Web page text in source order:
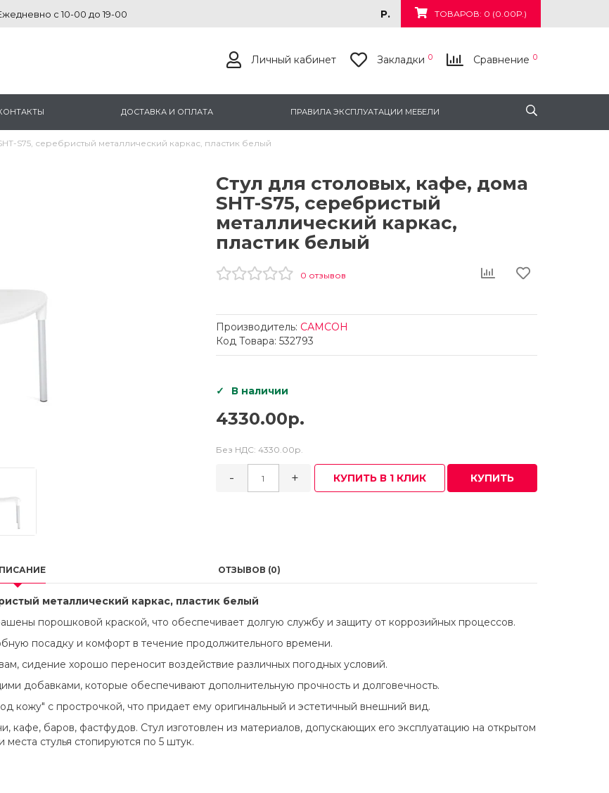
с 10-00 до 19-00 ТОВАРОВ: 0 (0.00Р.)
Р.
Личный кабинет Закладки 0 Сравнение 0
ДОСТАВКА И ОПЛАТА ПРАВИЛА ЭКСПЛУАТАЦИИ МЕБЕЛИ
S75, серебристый металлический каркас, пластик белый
Стул для столовых, кафе, дома
SHT-S75, серебристый
металлический каркас,
пластик белый
0 отзывов
Производитель: САМСОН
Код Товара: 532793
В наличии
4330.00р.
Без НДС: 4330.00р.
- + КУПИТЬ В 1 КЛИК КУПИТЬ
ОТЗЫВОВ (0)
металлический каркас, пластик белый
порошковой краской, что обеспечивает долгую службу и защиту от коррозийных процессов.
посадку и комфорт в течение продолжительного времени.
сидение хорошо переносит воздействие различных погодных условий.
добавками, которые обеспечивают дополнительную прочность и долговечность.
кожу" с прострочкой, что придает ему оригинальный и эстетичный внешний вид.
кафе, баров, фастфудов. Стул изготовлен из материалов, допускающих его эксплуатацию на открытом
стулья стопируются по 5 штук.